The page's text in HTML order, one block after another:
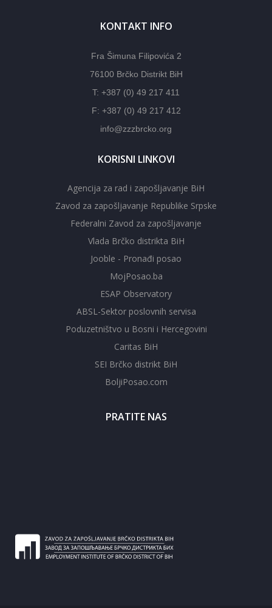
KONTAKT INFO
Fra Šimuna Filipovića 2
76100 Brčko Distrikt BiH
T: +387 (0) 49 217 411
F: +387 (0) 49 217 412
info@zzzbrcko.org
KORISNI LINKOVI
Agencija za rad i zapošljavanje BiH
Zavod za zapošljavanje Republike Srpske
Federalni Zavod za zapošljavanje
Vlada Brčko distrikta BiH
Jooble - Pronađi posao
MojPosao.ba
ESAP Observatory
ABSL-Sektor poslovnih servisa
Poduzetništvo u Bosni i Hercegovini
Caritas BiH
SEI Brčko distrikt BiH
BoljiPosao.com
PRATITE NAS